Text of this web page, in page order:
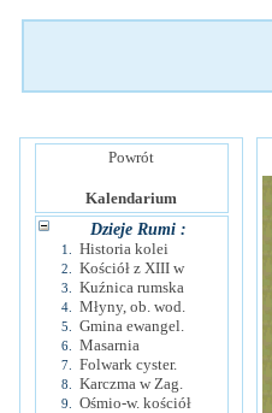
Powrót
Kalendarium
Dzieje Rumi :
1. Historia kolei
2. Kościół z XIII w
3. Kuźnica rumska
4. Młyny, ob. wod.
5. Gmina ewangel.
6. Masarnia
7. Folwark cyster.
8. Karczma w Zag.
9.
Ośmio-w. kościół